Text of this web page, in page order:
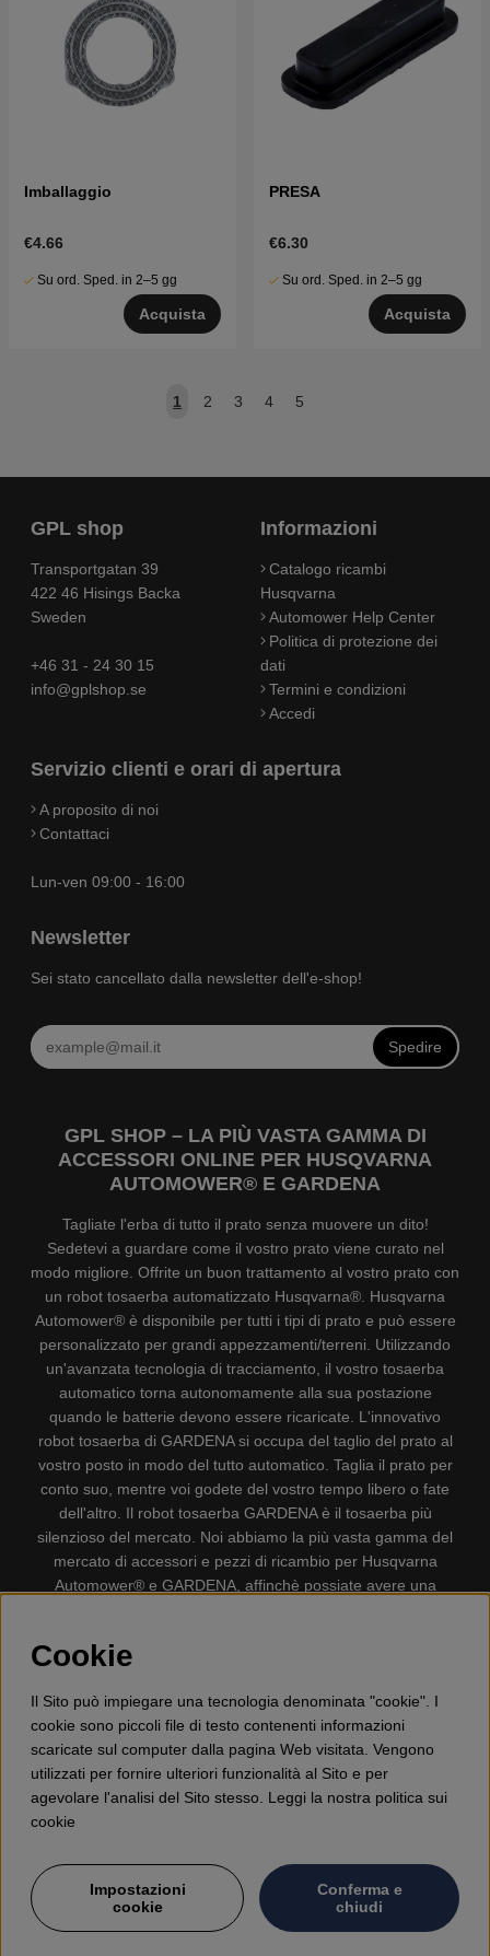
Imballaggio
€4.66
Su ord. Sped. in 2–5 gg
Acquista
PRESA
€6.30
Su ord. Sped. in 2–5 gg
Acquista
1 2 3 4 5
GPL shop
Transportgatan 39
422 46 Hisings Backa
Sweden
+46 31 - 24 30 15
info@gplshop.se
Informazioni
Catalogo ricambi
Husqvarna
Automower Help Center
Politica di protezione dei
dati
Termini e condizioni
Accedi
Servizio clienti e orari di apertura
A proposito di noi
Contattaci
Lun-ven 09:00 - 16:00
Newsletter
Sei stato cancellato dalla newsletter dell'e-shop!
Spedire
GPL SHOP – LA PIÙ VASTA GAMMA DI
ACCESSORI ONLINE PER HUSQVARNA
AUTOMOWER® E GARDENA
Tagliate l'erba di tutto il prato senza muovere un dito!
Sedetevi a guardare come il vostro prato viene curato nel
modo migliore. Offrite un buon trattamento al vostro prato con
un robot tosaerba automatizzato Husqvarna®. Husqvarna
Automower® è disponibile per tutti i tipi di prato e può essere
personalizzato per grandi appezzamenti/terreni. Utilizzando
un'avanzata tecnologia di tracciamento, il vostro tosaerba
automatico torna autonomamente alla sua postazione
quando le batterie devono essere ricaricate. L'innovativo
robot tosaerba di GARDENA si occupa del taglio del prato al
vostro posto in modo del tutto automatico. Taglia il prato per
conto suo, mentre voi godete del vostro tempo libero o fate
dell'altro. Il robot tosaerba GARDENA è il tosaerba più
silenzioso del mercato. Noi abbiamo la più vasta gamma del
mercato di accessori e pezzi di ricambio per Husqvarna
Automower® e GARDENA, affinchè possiate avere una
Accessori per la protezione personale, Decespugliatori,
Aspirapolvere, Mototroncatrici, Attrezzature Forestali,
Lubrificanti, Carburanti, Giocattolo per bambini ETC.
Cookie
Il Sito può impiegare una tecnologia denominata "cookie". I
cookie sono piccoli file di testo contenenti informazioni
scaricate sul computer dalla pagina Web visitata. Vengono
utilizzati per fornire ulteriori funzionalità al Sito e per
agevolare l'analisi del Sito stesso. Leggi la nostra politica sui
cookie
Impostazioni
cookie
Conferma e
chiudi